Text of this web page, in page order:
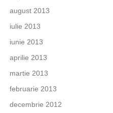
august 2013
iulie 2013
iunie 2013
aprilie 2013
martie 2013
februarie 2013
decembrie 2012